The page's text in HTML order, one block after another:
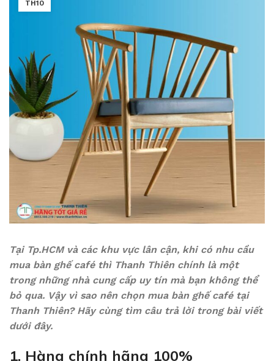
TH10
Tại Tp.HCM và các khu vực lân cận, khi có nhu cầu
mua bàn ghế café thì Thanh Thiên chính là một
trong những nhà cung cấp uy tín mà bạn không thể
bỏ qua. Vậy vì sao nên chọn mua bàn ghế café tại
Thanh Thiên? Hãy cùng tìm câu trả lời trong bài viết
dưới đây.
1. Hàng chính hãng 100%